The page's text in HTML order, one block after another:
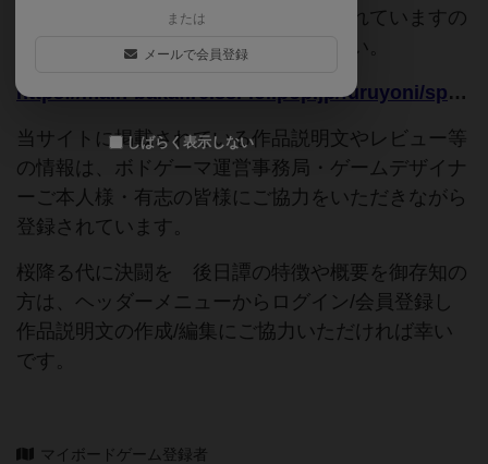
追加申請時に以下の参考URLが入力されていますの
で、よろしければこちらもご覧ください。
https://main-bakafire.ssl-lolipop.jp/furuyoni/sp/na/ex10_page/index.html
当サイトに掲載されている作品説明文やレビュー等
の情報は、ボドゲーマ運営事務局・ゲームデザイナ
ーご本人様・有志の皆様にご協力をいただきながら
登録されています。
桜降る代に決闘を 後日譚の特徴や概要を御存知の
方は、ヘッダーメニューからログイン/会員登録し
作品説明文の作成/編集にご協力いただければ幸い
です。
マイボードゲーム登録者
または
メールで会員登録
しばらく表示しない